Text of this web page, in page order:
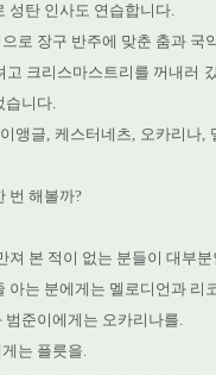
성탄 인사도 연습합니다.
로 장구 반주에 맞춘 춤과 국
고 크리스마스트리를 꺼내러
습니다.
앵글, 케스터네츠, 오카리나,
번 해볼까?
져 본 적이 없는 분들이 대부
아는 분에게는 멜로디언과 리
범준이에게는 오카리나를.
는 플릇을.